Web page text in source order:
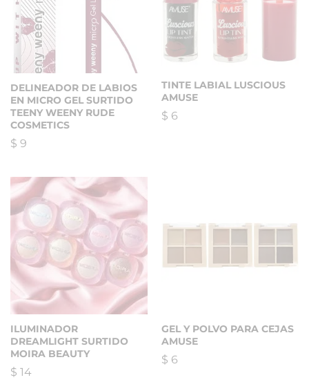
DELINEADOR DE LABIOS
EN MICRO GEL SURTIDO
TEENY WEENY RUDE
COSMETICS
$ 9
TINTE LABIAL LUSCIOUS
AMUSE
$ 6
ILUMINADOR
DREAMLIGHT SURTIDO
MOIRA BEAUTY
$ 14
GEL Y POLVO PARA CEJAS
AMUSE
$ 6